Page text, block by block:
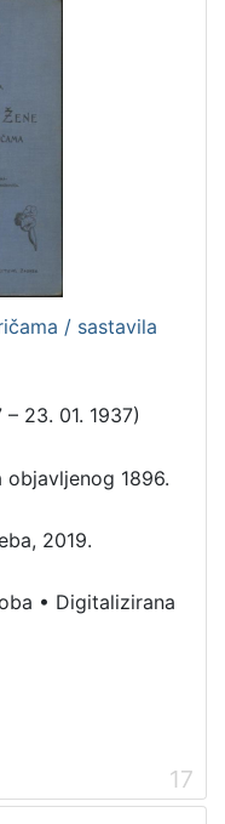
/ sastavila
23. 01. 1937)
1896.
2019.
• Digitalizirana
17